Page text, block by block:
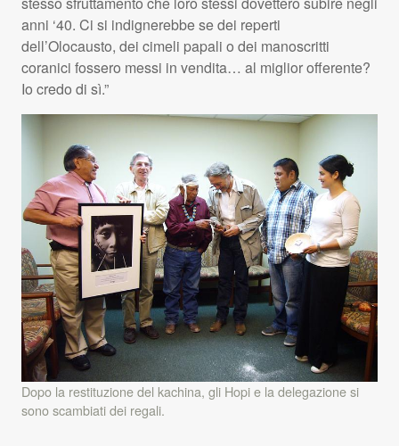
anni ‘40. Ci si indignerebbe se dei reperti
dell’Olocausto, dei cimeli papali o dei manoscritti
coranici fossero messi in vendita… al miglior offerente?
Io credo di sì.”
Dopo la restituzione del kachina, gli Hopi e la delegazione si
sono scambiati dei regali.